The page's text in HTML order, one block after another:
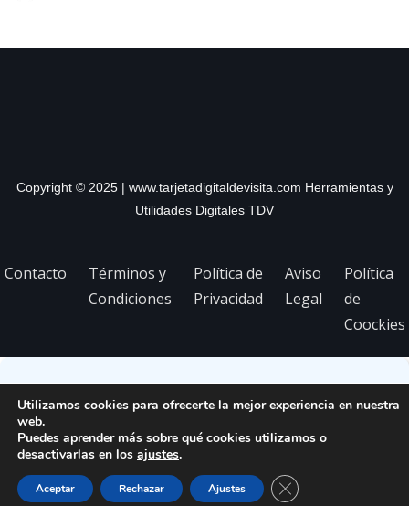
Copyright © 2025 | www.tarjetadigitaldevisita.com Herramientas y
Utilidades Digitales TDV
Contacto
Términos y
Condiciones
Política de
Privacidad
Aviso
Legal
Política
de
Coockies
Utilizamos cookies para ofrecerte la mejor experiencia en nuestra
web.
Puedes aprender más sobre qué cookies utilizamos o
desactivarlas en los ajustes.
Aceptar Rechazar Ajustes Cerrar el banner de